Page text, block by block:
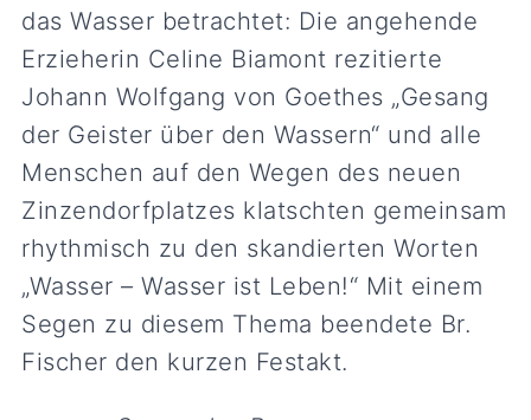
das Wasser betrachtet: Die angehende
Erzieherin Celine Biamont rezitierte
Johann Wolfgang von Goethes „Gesang
der Geister über den Wassern“ und alle
Menschen auf den Wegen des neuen
Zinzendorfplatzes klatschten gemeinsam
rhythmisch zu den skandierten Worten
„Wasser – Wasser ist Leben!“ Mit einem
Segen zu diesem Thema beendete Br.
Fischer den kurzen Festakt.